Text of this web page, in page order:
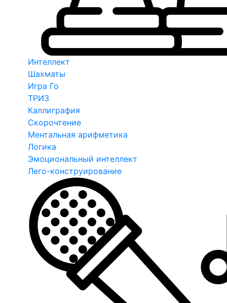
Интеллект
Шахматы
Игра Го
ТРИЗ
Каллиграфия
Скорочтение
Ментальная арифметика
Логика
Эмоциональный интеллект
Лего-конструирование